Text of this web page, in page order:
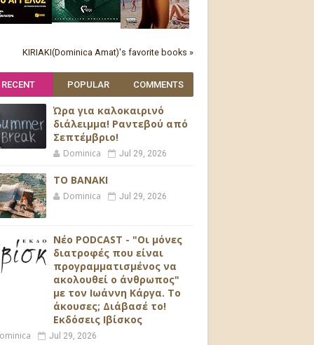
KIRIAKI(Dominica Amat)'s favorite books »
RECENT POPULAR COMMENTS
Ώρα για καλοκαιρινό
διάλειμμα! Ραντεβού από
Σεπτέμβριο!
Dominica Jul 29, 2026
ΤΟ ΒΑΝΑΚΙ
Dominica Jul 29, 2026
Νέο PODCAST - "Οι μόνες
διατροφές που είναι
προγραμματισμένος να
ακολουθεί ο άνθρωπος"
με τον Ιωάννη Κάργα. Το
άκουσες; Διάβασέ το!
Εκδόσεις Ιβίσκος
Jul 29, 2026